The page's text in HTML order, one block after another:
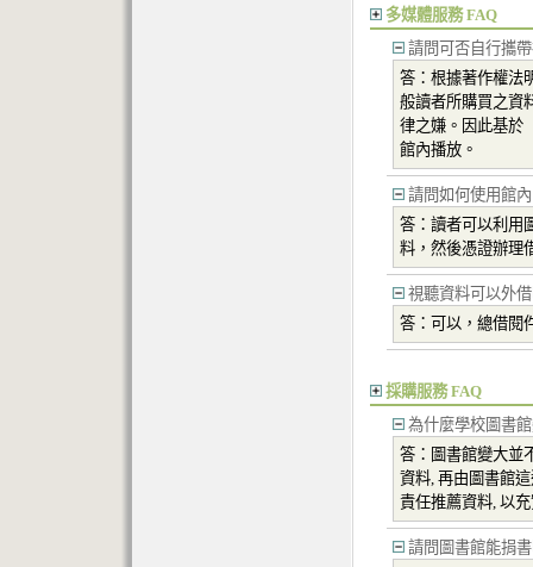
多媒體服務 FAQ
請問可否自行攜
答：根據著作權法
般讀者所購買之資
律之嫌。因此基於
館內播放。
請問如何使用館
答：讀者可以利用
料，然後憑證辦理
視聽資料可以外
答：可以，總借閱
採購服務 FAQ
為什麼學校圖書
答：圖書館變大並
資料, 再由圖書館
責任推薦資料, 以
請問圖書館能捐